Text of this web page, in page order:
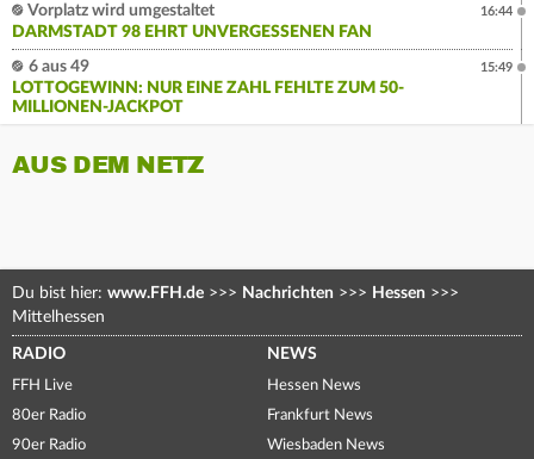
Vorplatz wird umgestaltet
DARMSTADT 98 EHRT UNVERGESSENEN FAN
16:44
6 aus 49
LOTTOGEWINN: NUR EINE ZAHL FEHLTE ZUM 50-
MILLIONEN-JACKPOT
15:49
AUS DEM NETZ
Du bist hier: www.FFH.de >>> Nachrichten >>> Hessen >>>
Mittelhessen
RADIO
FFH Live
80er Radio
90er Radio
NEWS
Hessen News
Frankfurt News
Wiesbaden News